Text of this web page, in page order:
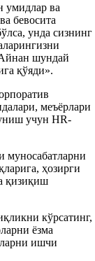
умидлар ва
бевосита
унда сизнинг
шундай
қўяди».
меъёрлари
учун HR-
муносабатларни
ҳозирги
қизиқиш
кўрсатинг,
ёзма
ишчи